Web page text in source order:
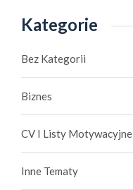
Kategorie
Bez Kategorii
Biznes
CV I Listy Motywacyjne
Inne Tematy